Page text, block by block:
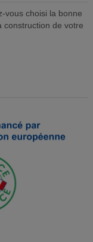
vous choisi la bonne
construction de votre